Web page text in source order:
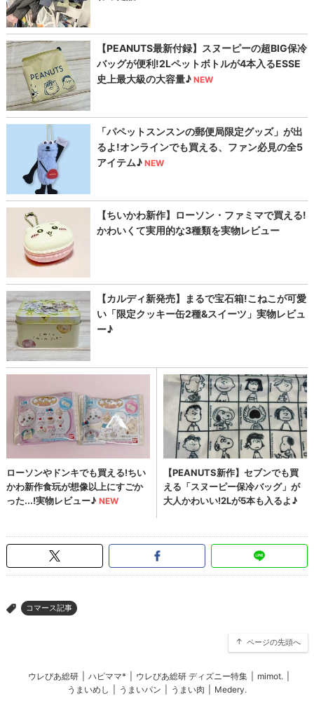
> コマース記事
ページの先頭へ
ウレぴあ総研 ハピママ* ウレぴあ総研 ディズニー特集 mimot.
うまいめし
うまいパン うまい肉 Medery.